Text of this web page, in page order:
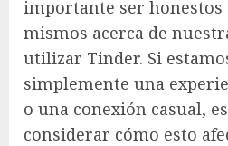
importante ser honestos
mismos acerca de
utilizar Tinder. Si
simplemente una
o una conexión casual,
considerar cómo esto